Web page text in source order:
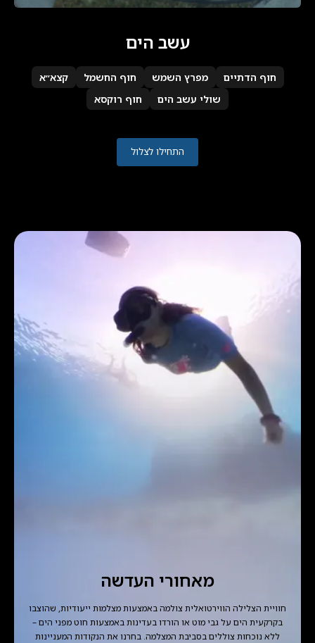
עשב הים
חוף הדתיים מפרץ השמש חוף החשמל
קצא״א
שולי עשב הים
חוף רוקסא
התחילו לצלול
מאחורי העדשה
חוויית הצלילה הווירטואלית צולמה באמצעות מצלמות ייעודיות, שהוצבו
בקרקעית הים על גבי מוט או הורדו בעדינות באמצעות חוט מפני הים –
ללא נוכחות צוללים בסביבת המצלמה. בחרנו את הנקודות המעניינות